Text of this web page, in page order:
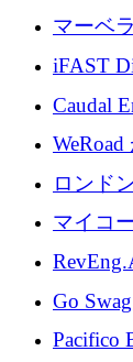
を与える
マーベ
の商業
ロのデ
iFAST
菌薬耐
Caudal
電技術
めに
ロンド
州と中
マイコ
に400万
確保す
Go
ムを拡
Pacifico